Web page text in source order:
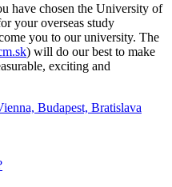
have chosen the University of
your overseas study
you to our university. The
) will do our best to make
exciting and
Budapest, Bratislava